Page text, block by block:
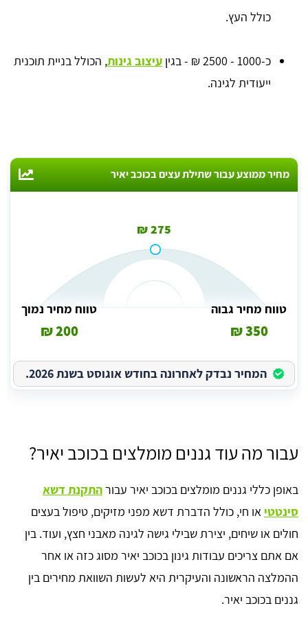
כולל העץ.
כ-1000 - 2500 ₪ - בגין עיצוב גינות, הכולל בניית תוכנית
ייעודית לגינה.
מחיר ממוצע עבור שתילת עצים בכוכב יאיר
275 ₪
טווח מחיר גבוה
350 ₪
טווח מחיר נמוך
200 ₪
המחיר נבדק לאחרונה בחודש אוגוסט בשנת 2026.
עבור מה עוד גננים מומלצים בכוכב יאיר?
באופן כללי גננים מומלצים בכוכב יאיר עבורהתקנת דשא
סינטטי או חי, כולל הדברת דשא מפני מזיקים, טיפול בעצים
חולים או שיחים, יצירת שבילי גישה לגינה מאבני חצץ, ועוד. בין
אם אתם צריכים עבודות גינון בכוכב יאיר מסוג כזה או אחר
ההמלצה הראשונה והעיקרית היא לעשות השוואת מחירים בין
גננים בכוכב יאיר.